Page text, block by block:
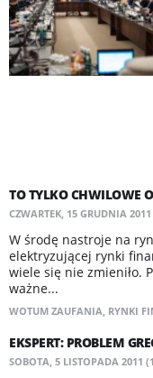
TO TYLKO CHWILOWE
CZWARTEK, 15 GRUDNIA
W środę nastroje na
elektryzującej rynki
wiele się nie zmieniło.
ważne...
WOTUM ZAUFANIA, RYNKI
EKSPERT: PROBLEM
SOBOTA, 5 LISTOPADA 2011